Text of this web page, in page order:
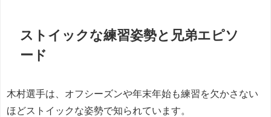
ストイックな練習姿勢と兄弟エピソ
ード
木村選手は、オフシーズンや年末年始も練習を欠かさない
ほどストイックな姿勢で知られています。